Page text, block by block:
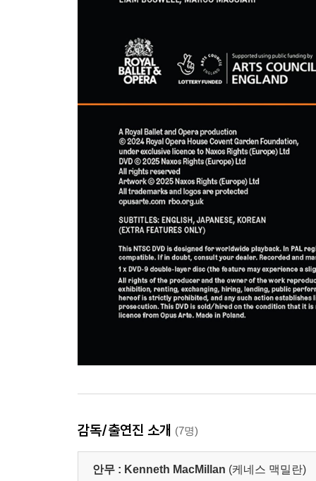
감독/출연진 소개 (7명)
안무 : Kenneth MacMillan (케네스 맥밀란)